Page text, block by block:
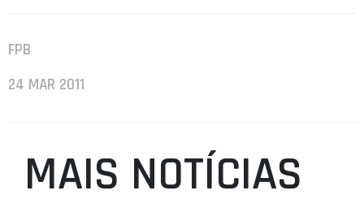
FPB
24 MAR 2011
MAIS NOTÍCIAS